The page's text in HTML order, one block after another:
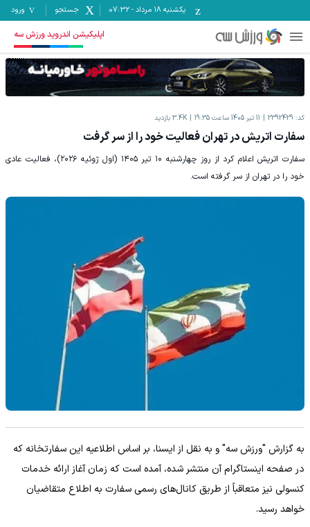
یکشنبه ۱۸ مرداد -
07:32 جستجو ورود
اپلیکیشن اندروید ورزش سه
کد: 2392429 11 تیر 1405 ساعت 19:35 3.4K بازدید
سفارت اتریش در تهران فعالیت خود را از سر گرفت
سفارت اتریش اعلام کرد از روز چهارشنبه ۱۰ تیر ۱۴۰۵ (اول ژوئیه ۲۰۲۶)، فعالیت عادی
خود را در تهران از سر گرفته است.
به گزارش "ورزش سه" و به نقل از ایسنا، بر اساس اطلاعیه این سفارتخانه که
در صفحه اینستاگرام آن منتشر شده، آمده است که زمان آغاز ارائه خدمات
کنسولی نیز متعاقباً از طریق کانال‌های رسمی سفارت به اطلاع متقاضیان
خواهد رسید.